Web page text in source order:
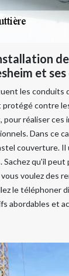
et
les conduits
contre
réaliser ces
Dans ce
couverture.
qu'il peut
voulez des
le téléphoner
abordables et